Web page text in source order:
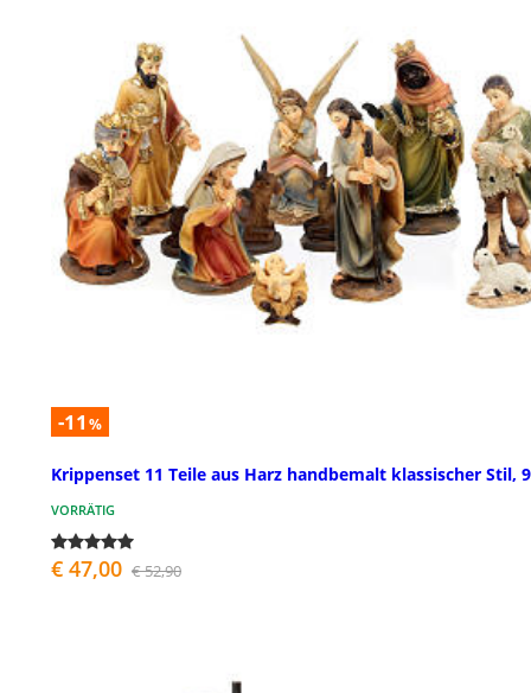
-11 %
Krippenset 11 Teile aus Harz handbemalt klassischer Stil,
VORRÄTIG
€ 47,00 € 52,90